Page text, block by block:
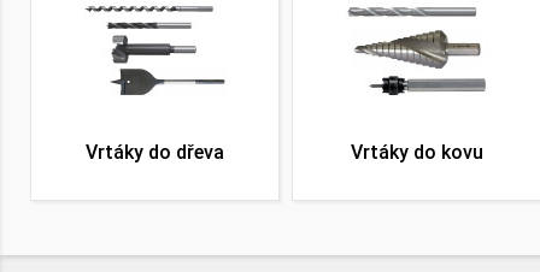
Vrtáky do dřeva Vrtáky do kovu